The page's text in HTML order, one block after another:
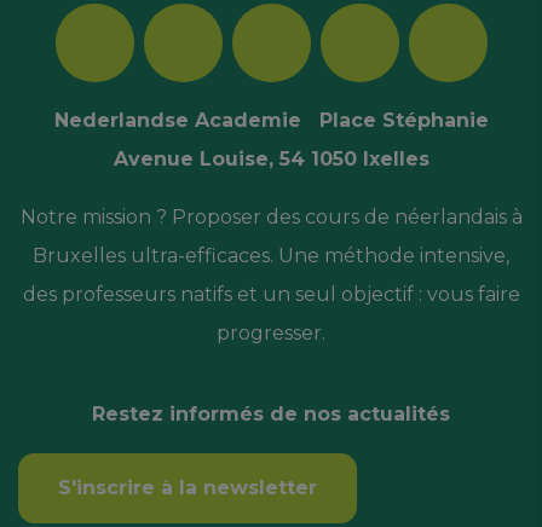
Nederlandse Academie Place Stéphanie
Avenue Louise, 54 1050 Ixelles
Notre mission ? Proposer des cours de néerlandais à
Bruxelles ultra-efficaces. Une méthode intensive,
des professeurs natifs et un seul objectif : vous faire
progresser.
Restez informés de nos actualités
S'inscrire à la newsletter